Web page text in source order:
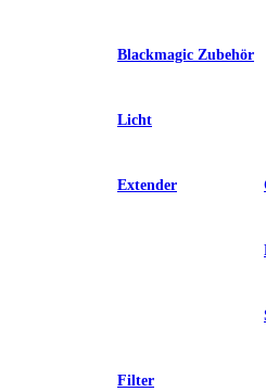
Blackmagic Zubehör
Licht
Extender
Filter